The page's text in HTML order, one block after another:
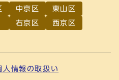
中京区
東山区
右京区
西京区
人情報の取扱い